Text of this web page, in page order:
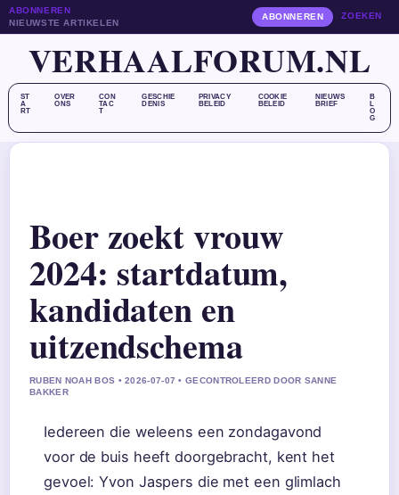
ABONNEREN
NIEUWSTE ARTIKELEN
ABONNEREN ZOEKEN
VERHAALFORUM.NL
ST
A
RT
OVER
ONS
CON
TAC
T
GESCHIE
DENIS
PRIVACY
BELEID
COOKIE
BELEID
NIEUWS
BRIEF
B
L
O
G
Boer zoekt vrouw
2024: startdatum,
kandidaten en
uitzendschema
RUBEN NOAH BOS • 2026-07-07 • GECONTROLEERD DOOR SANNE
BAKKER
Iedereen die weleens een zondagavond
voor de buis heeft doorgebracht, kent het
gevoel: Yvon Jaspers die met een glimlach